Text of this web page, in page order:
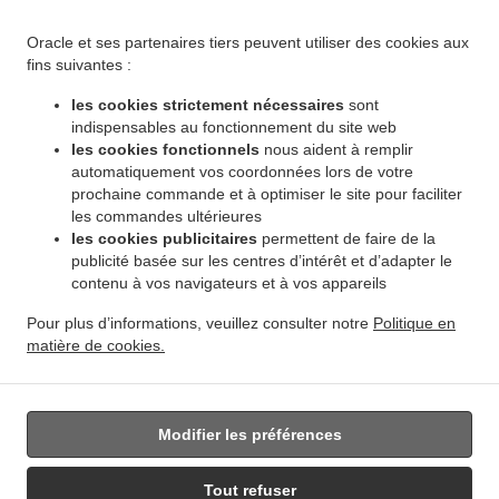
Oracle et ses partenaires tiers peuvent utiliser des cookies aux
fins suivantes :
les cookies strictement nécessaires sont
indispensables au fonctionnement du site web
les cookies fonctionnels nous aident à remplir
automatiquement vos coordonnées lors de votre
prochaine commande et à optimiser le site pour faciliter
les commandes ultérieures
les cookies publicitaires permettent de faire de la
publicité basée sur les centres d’intérêt et d’adapter le
contenu à vos navigateurs et à vos appareils
Pour plus d’informations, veuillez consulter notre Politique en
matière de cookies.
Tout refuser
Modifier les préférences
cuisinés African Food Winnipeg Vista
.
cuisinés African Food Winnipeg River Park South Livraison de plats cuisinés African
Food Winnipeg Powerview . Livraison de plats cuisinés African Food Winnipeg
Middlechurch . Livraison de plats cuisinés African Food Winnipeg Vermette . Livraison de
.
Livraison de plats cuisinés African Food East Saint Paul Ki l- Cona Park Livraison
de plats cuisinés African Food East Saint Paul . Livraison de plats cuisinés African Food
cuisinés African Food Traverse Bay